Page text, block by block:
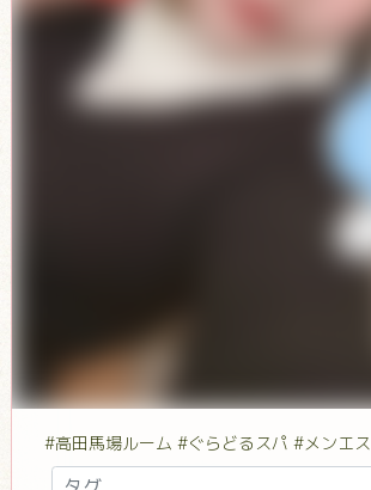
#高田馬場ルーム #ぐらどるスパ #メンエス